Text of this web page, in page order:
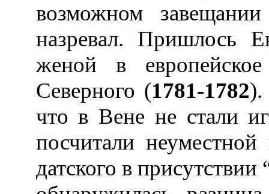
возможном
назревал. Пришлось
женой в
Северного (1781-1782).
что в Вене не стали
посчитали
датского в